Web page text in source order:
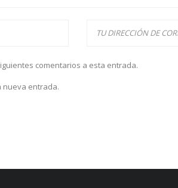
comentarios a esta entrada.
nueva entrada.